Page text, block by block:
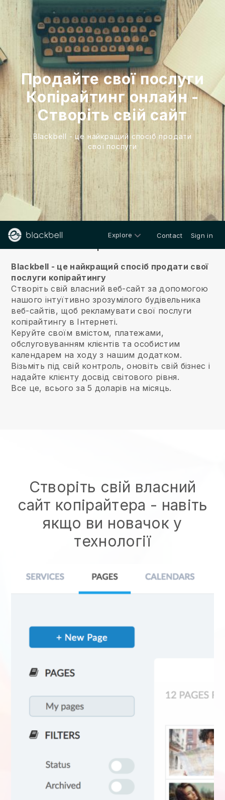
Продайте свої послуги
Копірайтинг онлайн -
Створіть свій сайт
Blackbell - це найкращий спосіб продати
свої послуги
Explore Contact Sign in
Blackbell - це найкращий спосіб продати свої
послуги копірайтингу
Створіть свій власний веб-сайт за допомогою
нашого інтуїтивно зрозумілого будівельника
веб-сайтів, щоб рекламувати свої послуги
копірайтингу в Інтернеті.
Керуйте своїм вмістом, платежами,
обслуговуванням клієнтів та особистим
календарем на ходу з нашим додатком.
Візьміть під свій контроль, оновіть свій бізнес і
надайте клієнту досвід світового рівня.
Все це, всього за 5 доларів на місяць.
Створіть свій власний
сайт копірайтера - навіть
якщо ви новачок у
технології